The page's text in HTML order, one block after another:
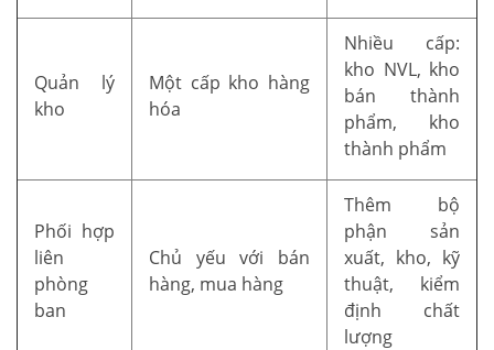
Quản lý
kho
Một cấp kho hàng
hóa
Nhiều cấp:
kho NVL, kho
bán thành
phẩm, kho
thành phẩm
Phối hợp
liên
phòng
ban
Chủ yếu với bán
hàng, mua hàng
Thêm bộ
phận sản
xuất, kho, kỹ
thuật, kiểm
định chất
lượng